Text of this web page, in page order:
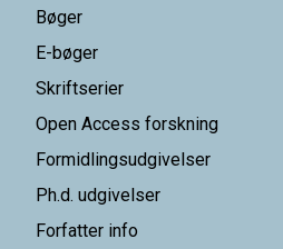
Bøger
E-bøger
Skriftserier
Open Access forskning
Formidlingsudgivelser
Ph.d. udgivelser
Forfatter info